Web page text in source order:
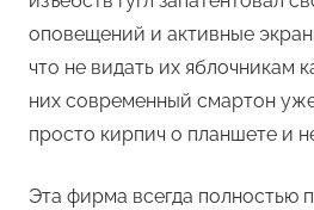
оповещений и активные
что не видать их яблочникам
них современный смартон
просто кирпич о планшете и
Эта фирма всегда полностью